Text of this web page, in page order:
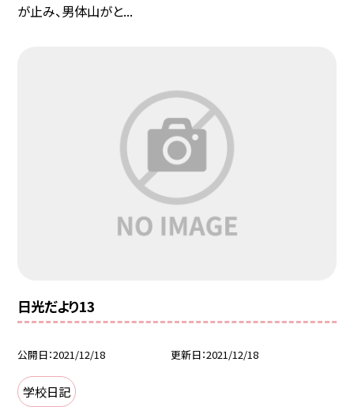
が止み、男体山がと...
日光だより13
公開日 2021/12/18 更新日 2021/12/18
学校日記